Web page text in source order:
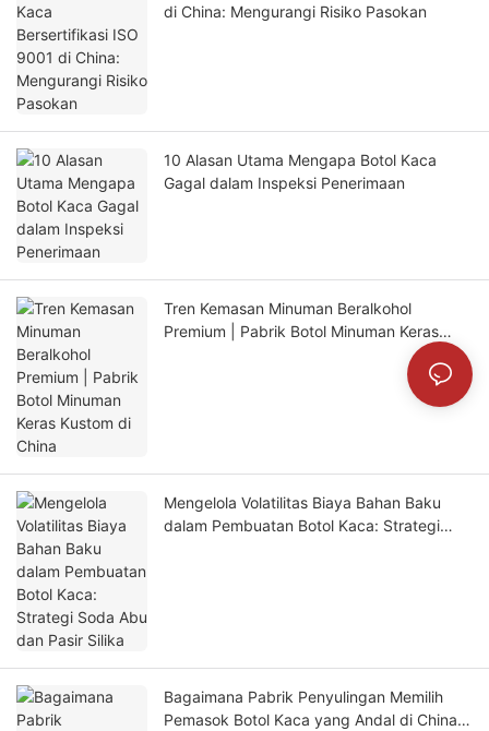
di China: Mengurangi Risiko Pasokan
10 Alasan Utama Mengapa Botol Kaca
Gagal dalam Inspeksi Penerimaan
Tren Kemasan Minuman Beralkohol
Premium | Pabrik Botol Minuman Keras
Mengelola Volatilitas Biaya Bahan Baku
dalam Pembuatan Botol Kaca: Strategi
Bagaimana Pabrik Penyulingan Memilih
Pemasok Botol Kaca yang Andal di China